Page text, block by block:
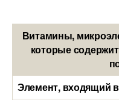
Витамины,
которые
Элемент, входящий